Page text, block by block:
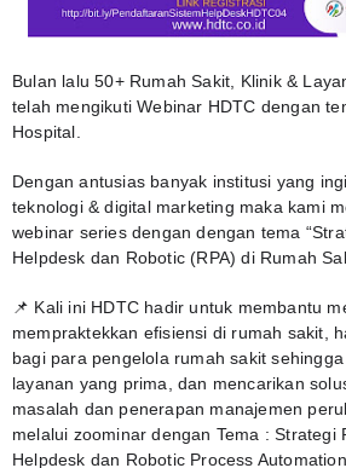
Bulan lalu 50+ Rumah Sakit, Klinik &
telah mengikuti Webinar HDTC dengan
Hospital.
Dengan antusias banyak institusi yang
teknologi & digital marketing maka kami
webinar series dengan dengan tema
Helpdesk dan Robotic (RPA) di Rumah
📌 Kali ini HDTC hadir untuk membantu
mempraktekkan efisiensi di rumah sakit,
bagi para pengelola rumah sakit
layanan yang prima, dan mencarikan
masalah dan penerapan manajemen
melalui zoominar dengan Tema : Strategi
Helpdesk dan Robotic Process